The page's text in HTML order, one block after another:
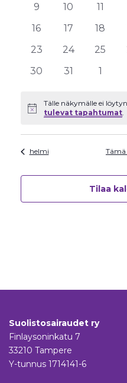
0
9
0
10
0
11
0
16
0
17
0
18
0
23
0
24
0
25
0
30
0
31
0
1
Notice
Tälle näkymälle ei
tulevat tapahtumat.
helmi
Tilaa
Suolistosairaudet ry
Finlaysoninkatu 7
33210 Tampere
Y-tunnus 1714141-6